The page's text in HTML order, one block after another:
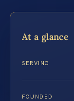
At a glance
SERVING
FOUNDED